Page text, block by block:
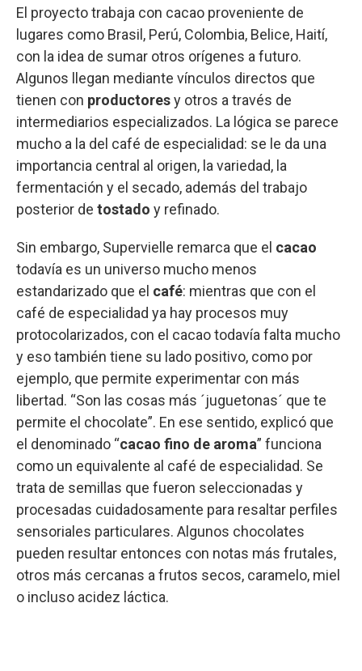
El proyecto trabaja con cacao proveniente de
lugares como Brasil, Perú, Colombia, Belice, Haití,
con la idea de sumar otros orígenes a futuro.
Algunos llegan mediante vínculos directos que
tienen con productoresy otros a través de
intermediarios especializados. La lógica se parece
mucho a la del café de especialidad: se le da una
importancia central al origen, la variedad, la
fermentación y el secado, además del trabajo
posterior de tostado y refinado.
Sin embargo, Supervielle remarca que el cacao
todavía es un universo mucho menos
estandarizado que el café: mientras que con el
café de especialidad ya hay procesos muy
protocolarizados, con el cacao todavía falta mucho
y eso también tiene su lado positivo, como por
ejemplo, que permite experimentar con más
libertad. “Son las cosas más ´juguetonas´ que te
permite el chocolate”. En ese sentido, explicó que
el denominado “cacao fino de aroma” funciona
como un equivalente al café de especialidad. Se
trata de semillas que fueron seleccionadas y
procesadas cuidadosamente para resaltar perfiles
sensoriales particulares. Algunos chocolates
pueden resultar entonces con notas más frutales,
otros más cercanas a frutos secos, caramelo, miel
o incluso acidez láctica.